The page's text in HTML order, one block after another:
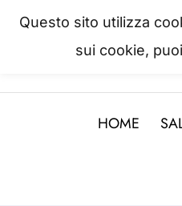
La
HOME
Questo sito utilizza
sui cookie,